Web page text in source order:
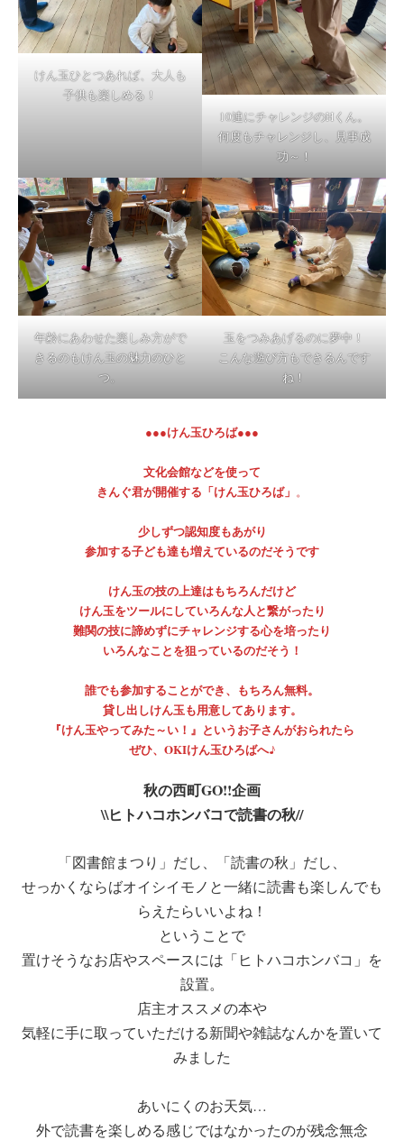
けん玉ひとつあれば、大人も
子供も楽しめる！
10連にチャレンジのHくん。
何度もチャレンジし、見事成
功～！
年齢にあわせた楽しみ方がで
きるのもけん玉の魅力のひと
つ。
玉をつみあげるのに夢中！
こんな遊び方もできるんです
ね！
●●●けん玉ひろば●●●
文化会館などを使って
きんぐ君が開催する「けん玉ひろば」 。
少しずつ認知度もあがり
参加する子ども達も増えているのだそうです
けん玉の技の上達はもちろんだけど
けん玉をツールにしていろんな人と繋がったり
難関の技に諦めずにチャレンジする心を培ったり
いろんなことを狙っているのだそう！
誰でも参加することができ、もちろん無料。
貸し出しけん玉も用意してあります。
『けん玉やってみた～い！』というお子さんがおられたら
ぜひ、OKIけん玉ひろばへ♪
秋の西町GO!!企画
\\ヒトハコホンバコで読書の秋//
「図書館まつり」だし、「読書の秋」だし、
せっかくならばオイシイモノと一緒に読書も楽しんでも
らえたらいいよね！
ということで
置けそうなお店やスペースには「ヒトハコホンバコ」を
設置。
店主オススメの本や
気軽に手に取っていただける新聞や雑誌なんかを置いて
みました
あいにくのお天気…
外で読書を楽しめる感じではなかったのが残念無念